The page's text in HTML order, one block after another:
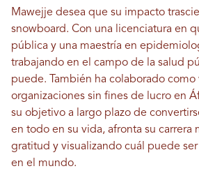
Mawejje desea que su impacto
snowboard. Con una licenciatura en
pública y una maestría en
trabajando en el campo de la salud
puede. También ha colaborado como
organizaciones sin fines de lucro en
su objetivo a largo plazo de
en todo en su vida, afronta su carrera
gratitud y visualizando cuál puede
en el mundo.